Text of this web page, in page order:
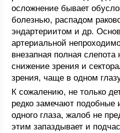
осложнение бывает
болезнью, распадом
эндартериитом и др.
артериальной
внезапная полная
снижение зрения и
зрения, чаще в одном
К сожалению, не только
редко замечают подобные
одного глаза, жалоб не
этим запаздывает и